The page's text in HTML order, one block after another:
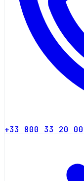
+33 800 33 20 00